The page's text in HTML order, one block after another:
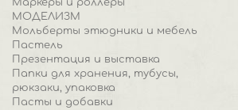
Маркеры и роллеры
МОДЕЛИЗМ
Мольберты этюдники и мебель
Пастель
Презентация и выставка
Папки для хранения, тубусы,
рюкзаки, упаковка
Пасты и добавки